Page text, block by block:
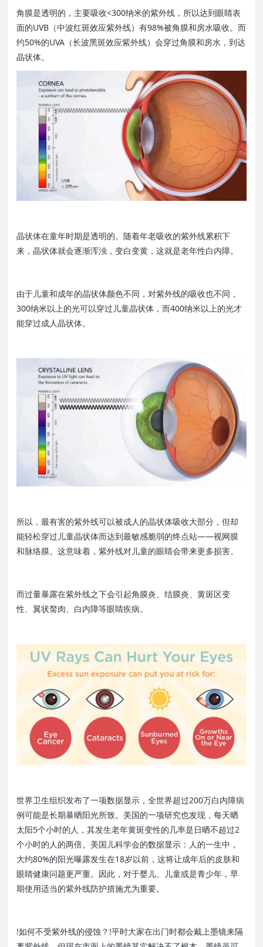
角膜是透明的，主要吸收<300纳米的紫外线，所以达到眼睛表
面的UVB（中波红斑效应紫外线）有98%被角膜和房水吸收。而
约50%的UVA（长波黑斑效应紫外线）会穿过角膜和房水，到达
晶状体。
晶状体在童年时期是透明的。随着年老吸收的紫外线累积下
来，晶状体就会逐渐浑浊，变白变黄，这就是老年性白内障。
由于儿童和成年的晶状体颜色不同，对紫外线的吸收也不同，
300纳米以上的光可以穿过儿童晶状体，而400纳米以上的光才
能穿过成人晶状体。
所以，最有害的紫外线可以被成人的晶状体吸收大部分，但却
能轻松穿过儿童晶状体而达到最敏感脆弱的终点站——视网膜
和脉络膜。这意味着，紫外线对儿童的眼睛会带来更多损害。
而过量暴露在紫外线之下会引起角膜炎、结膜炎、黄斑区变
性、翼状胬肉、白内障等眼睛疾病。
世界卫生组织发布了一项数据显示，全世界超过200万白内障病
例可能是长期暴晒阳光所致。美国的一项研究也发现，每天晒
太阳5个小时的人，其发生老年黄斑变性的几率是日晒不超过2
个小时的人的两倍。美国儿科学会的数据显示：人的一生中，
大约80%的阳光曝露发生在18岁以前，这将让成年后的皮肤和
眼睛健康问题更严重。因此，对于婴儿、儿童或是青少年，早
期使用适当的紫外线防护措施尤为重要。
!如何不受紫外线的侵蚀？!平时大家在出门时都会戴上墨镜来隔